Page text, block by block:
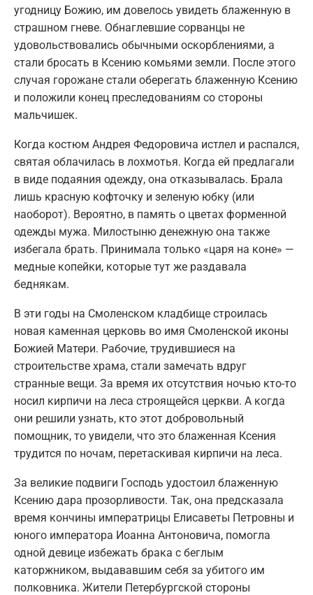
угодницу Божию, им довелось увидеть блаженную в
страшном гневе. Обнаглевшие сорванцы не
удовольствовались обычными оскорблениями, а
стали бросать в Ксению комьями земли. После этого
случая горожане стали оберегать блаженную Ксению
и положили конец преследованиям со стороны
мальчишек.
Когда костюм Андрея Федоровича истлел и распался,
святая облачилась в лохмотья. Когда ей предлагали
в виде подаяния одежду, она отказывалась. Брала
лишь красную кофточку и зеленую юбку (или
наоборот). Вероятно, в память о цветах форменной
одежды мужа. Милостыню денежную она также
избегала брать. Принимала только «царя на коне» —
медные копейки, которые тут же раздавала
беднякам.
В эти годы на Смоленском кладбище строилась
новая каменная церковь во имя Смоленской иконы
Божией Матери. Рабочие, трудившиеся на
строительстве храма, стали замечать вдруг
странные вещи. За время их отсутствия ночью кто-то
носил кирпичи на леса строящейся церкви. А когда
они решили узнать, кто этот добровольный
помощник, то увидели, что это блаженная Ксения
трудится по ночам, перетаскивая кирпичи на леса.
За великие подвиги Господь удостоил блаженную
Ксению дара прозорливости. Так, она предсказала
время кончины императрицы Елисаветы Петровны и
юного императора Иоанна Антоновича, помогла
одной девице избежать брака с беглым
каторжником, выдававшим себя за убитого им
полковника. Жители Петербургской стороны